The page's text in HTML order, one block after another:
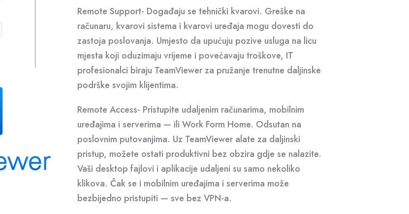
Remote Support- Događaju se tehnički kvarovi. Greške na
računaru, kvarovi sistema i kvarovi uređaja mogu dovesti do
zastoja poslovanja. Umjesto da upućuju pozive usluga na licu
mjesta koji oduzimaju vrijeme i povećavaju troškove, IT
profesionalci biraju TeamViewer za pružanje trenutne daljinske
podrške svojim klijentima.
Remote Access- Pristupite udaljenim računarima, mobilnim
uređajima i serverima — ili Work Form Home. Odsutan na
poslovnim putovanjima. Uz TeamViewer alate za daljinski
pristup, možete ostati produktivni bez obzira gdje se nalazite.
Vaši desktop fajlovi i aplikacije udaljeni su samo nekoliko
klikova. Čak se i mobilnim uređajima i serverima može
bezbijedno pristupiti — sve bez VPN-a.